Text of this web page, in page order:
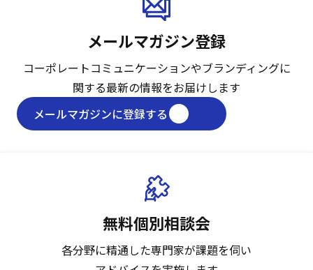
メールマガジン登録
コーポレートコミュニケーションやブランディングに
関する最新の情報をお届けします
メールマガジンに登録する
無料個別相談会
各分野に精通した専門家が課題を伺い